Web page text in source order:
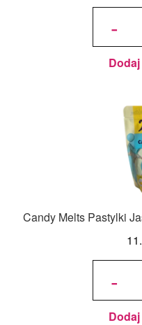
-
ilość
Pastylki
Czysta
125 g -
Wilton
Candy Melts Pastylki
-
ilość
Pastylki
Jasne
Niebieskie
125 g -
Wilton